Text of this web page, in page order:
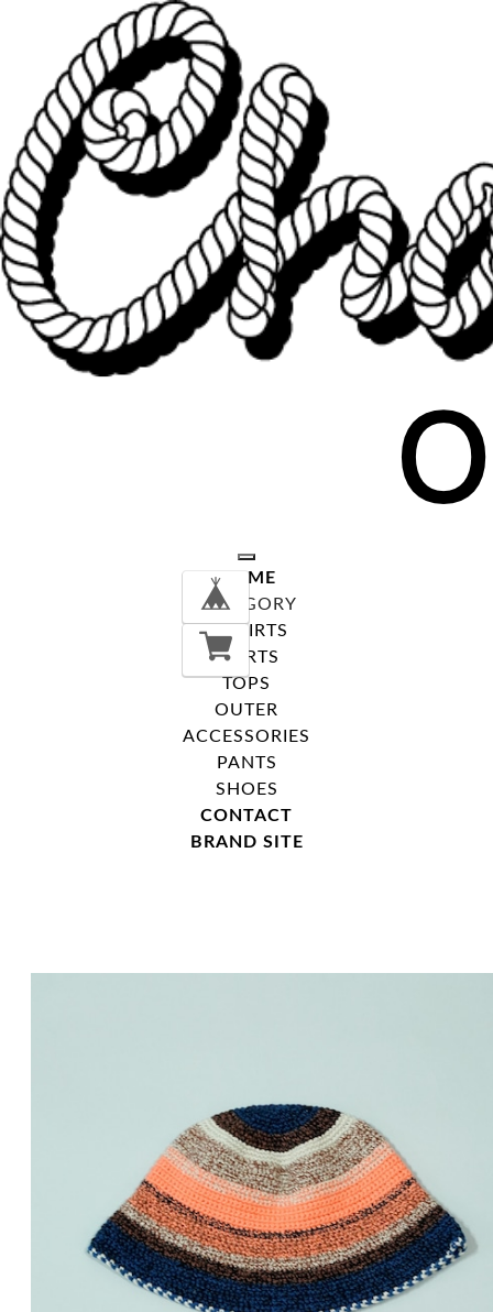
toggle navigation
HOME
CATEGORY
T-SHIRTS
SHIRTS
TOPS
OUTER
ACCESSORIES
PANTS
SHOES
CONTACT
BRAND SITE